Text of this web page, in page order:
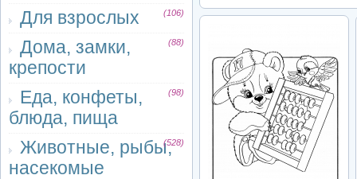
Для взрослых (106)
Дома, замки,
крепости
(88)
Еда, конфеты,
блюда, пища
(98)
Животные, рыбы,
насекомые
(528)